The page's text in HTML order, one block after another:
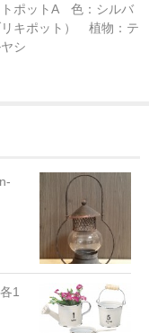
トポットA 色：シルバ
リキポット） 植物：テ
シ
1